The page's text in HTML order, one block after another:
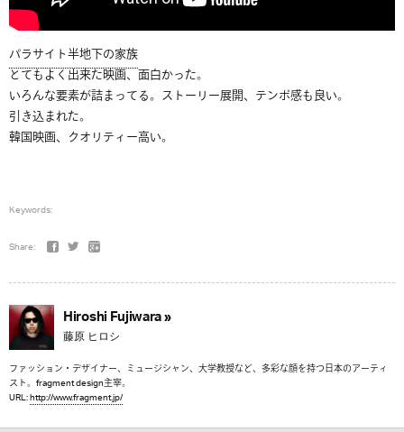
パラサイト半地下の家族
とてもよく出来た映画、面白かった。
いろんな要素が詰まってる。ストーリー展開、テンポ感も良い。
引き込まれた。
韓国映画、クオリティー高い。
Keywords:
Share:
Hiroshi Fujiwara »
藤原 ヒロシ
ファッション・デザイナー、ミュージシャン、大学教授など、多彩な顔を持つ日本のアーティ
スト。fragment design主宰。
URL:http://www.fragment.jp/